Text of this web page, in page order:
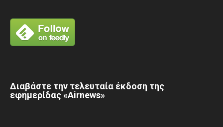
Διαβάστε την τελευταία έκδοση της
εφημερίδας «Airnews»